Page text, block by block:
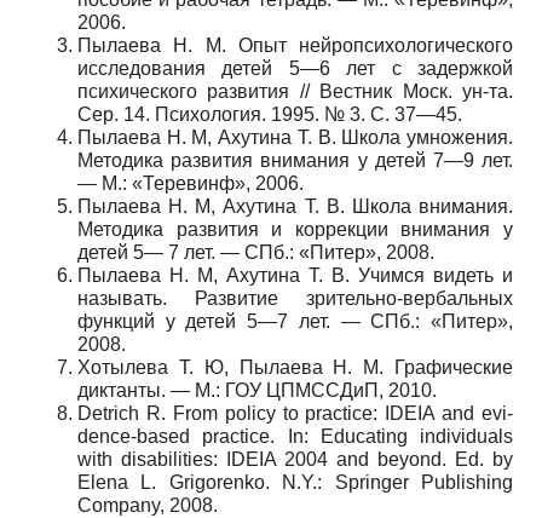
2006.
Пылаева Н. М. Опыт нейропсихологического
ис­следования детей 5—6 лет с задержкой
психического развития // Вестник Моск. ун-та.
Сер. 14. Психология. 1995. № 3. С. 37—45.
Пылаева Н. М, Ахутина Т. В. Школа умножения.
Методика развития внимания у детей 7—9 лет.
— М.: «Теревинф», 2006.
Пылаева Н. М, Ахутина Т. В. Школа внимания.
Методика развития и коррекции внимания у
детей 5— 7 лет. — СПб.: «Питер», 2008.
Пылаева Н. М, Ахутина Т. В. Учимся видеть и
называть. Развитие зрительно-вербальных
функций у детей 5—7 лет. — СПб.: «Питер»,
2008.
Хотылева Т. Ю, Пылаева Н. М. Графические
дик­танты. — М.: ГОУ ЦПМССДиП, 2010.
Detrich R. From policy to practice: IDEIA and evi­
dence-based practice. In: Educating individuals
with dis­abilities: IDEIA 2004 and beyond. Ed. by
Elena L. Grigorenko. N.Y.: Springer Publishing
Company, 2008.